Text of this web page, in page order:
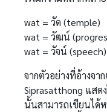
wat = วัด (temple)
wat = วัฒน์
wat = วัจน์ (speech)
จากตัวอย่างที่อ้างจา
Siprasatthong แสด
นั้นสามารถเขียนได้